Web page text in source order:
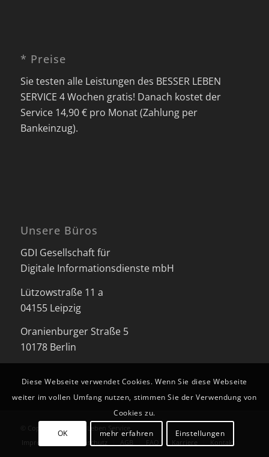
* Preise
Sie testen alle Leistungen des BESSER LEBEN
SERVICE 4 Wochen gratis! Danach kostet der
Service 14,90 € pro Monat (Zahlung per
Bankeinzug).
Unsere Büros
GDI Gesellschaft für
Digitale Informationsdienste mbH
Lützowstraße 11 a
04155 Leipzig
Oranienburger Straße 5
10178 Berlin
© Copyright - Besser Leben Service
Impressum
Datenschutz AGB FAQ Karriere Kontakt
Diese Webseite verwendet Cookies. Wenn Sie diese Webseite
weiter im vollen Umfang nutzen, stimmen Sie der Verwendung von
Cookies zu.
OK mehr erfahren Einstellungen